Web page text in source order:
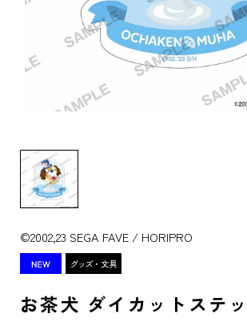
©2002,23 SEGA FAVE / HORIPRO
お茶犬 ダイカットステ